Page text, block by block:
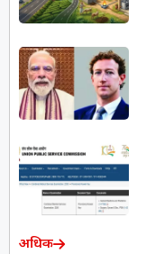
अधिक